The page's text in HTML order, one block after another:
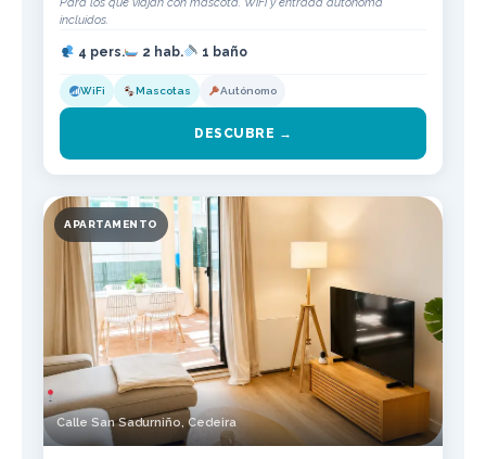
incluidos.
4 pers. 2 hab. 1 baño
WiFi Mascotas Autónomo
DESCUBRE →
APARTAMENTO
Calle San Sadurniño, Cedeira